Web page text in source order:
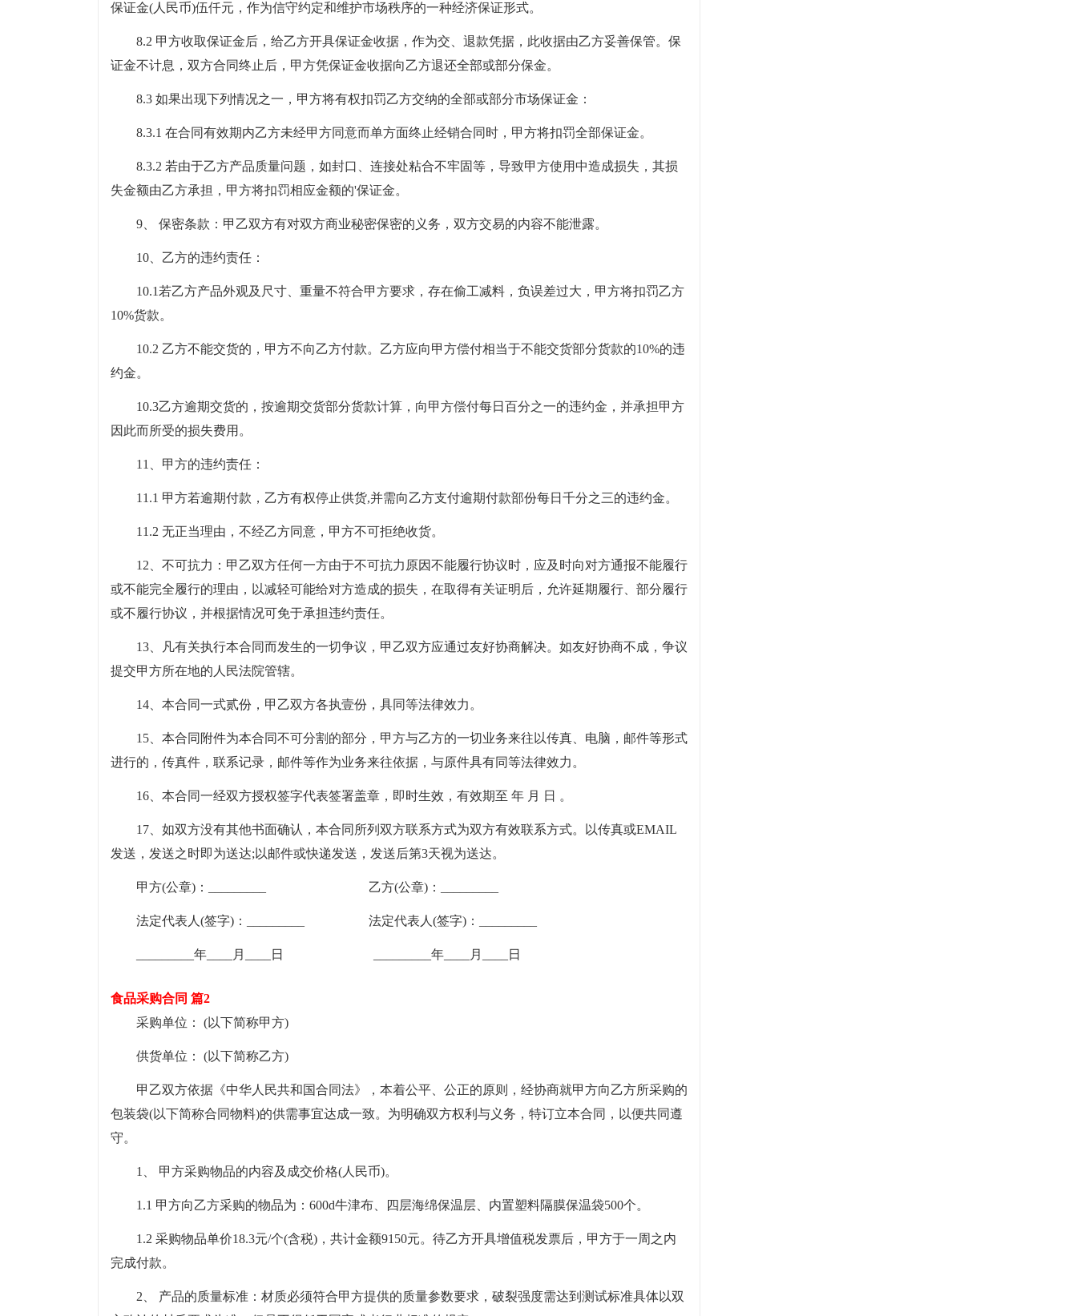
保证金(人民币)伍仟元，作为信守约定和维护市场秩序的一种经济保证形式。
8.2 甲方收取保证金后，给乙方开具保证金收据，作为交、退款凭据，此收据由乙方妥善保管。保
证金不计息，双方合同终止后，甲方凭保证金收据向乙方退还全部或部分保金。
8.3 如果出现下列情况之一，甲方将有权扣罚乙方交纳的全部或部分市场保证金：
8.3.1 在合同有效期内乙方未经甲方同意而单方面终止经销合同时，甲方将扣罚全部保证金。
8.3.2 若由于乙方产品质量问题，如封口、连接处粘合不牢固等，导致甲方使用中造成损失，其损
失金额由乙方承担，甲方将扣罚相应金额的'保证金。
9、 保密条款：甲乙双方有对双方商业秘密保密的义务，双方交易的内容不能泄露。
10、乙方的违约责任：
10.1若乙方产品外观及尺寸、重量不符合甲方要求，存在偷工减料，负误差过大，甲方将扣罚乙方
10%货款。
10.2 乙方不能交货的，甲方不向乙方付款。乙方应向甲方偿付相当于不能交货部分货款的10%的违
约金。
10.3乙方逾期交货的，按逾期交货部分货款计算，向甲方偿付每日百分之一的违约金，并承担甲方
因此而所受的损失费用。
11、甲方的违约责任：
11.1 甲方若逾期付款，乙方有权停止供货,并需向乙方支付逾期付款部份每日千分之三的违约金。
11.2 无正当理由，不经乙方同意，甲方不可拒绝收货。
12、不可抗力：甲乙双方任何一方由于不可抗力原因不能履行协议时，应及时向对方通报不能履行
或不能完全履行的理由，以减轻可能给对方造成的损失，在取得有关证明后，允许延期履行、部分履行
或不履行协议，并根据情况可免于承担违约责任。
13、凡有关执行本合同而发生的一切争议，甲乙双方应通过友好协商解决。如友好协商不成，争议
提交甲方所在地的人民法院管辖。
14、本合同一式贰份，甲乙双方各执壹份，具同等法律效力。
15、本合同附件为本合同不可分割的部分，甲方与乙方的一切业务来往以传真、电脑，邮件等形式
进行的，传真件，联系记录，邮件等作为业务来往依据，与原件具有同等法律效力。
16、本合同一经双方授权签字代表签署盖章，即时生效，有效期至 年 月 日 。
17、如双方没有其他书面确认，本合同所列双方联系方式为双方有效联系方式。以传真或EMAIL
发送，发送之时即为送达;以邮件或快递发送，发送后第3天视为送达。
甲方(公章)：_________ 乙方(公章)：_________
法定代表人(签字)：_________ 法定代表人(签字)：_________
_________年____月____日 _________年____月____日
食品采购合同 篇2
采购单位： (以下简称甲方)
供货单位： (以下简称乙方)
甲乙双方依据《中华人民共和国合同法》，本着公平、公正的原则，经协商就甲方向乙方所采购的
包装袋(以下简称合同物料)的供需事宜达成一致。为明确双方权利与义务，特订立本合同，以便共同遵
守。
1、 甲方采购物品的内容及成交价格(人民币)。
1.1 甲方向乙方采购的物品为：600d牛津布、四层海绵保温层、内置塑料隔膜保温袋500个。
1.2 采购物品单价18.3元/个(含税)，共计金额9150元。待乙方开具增值税发票后，甲方于一周之内
完成付款。
2、 产品的质量标准：材质必须符合甲方提供的质量参数要求，破裂强度需达到测试标准具体以双